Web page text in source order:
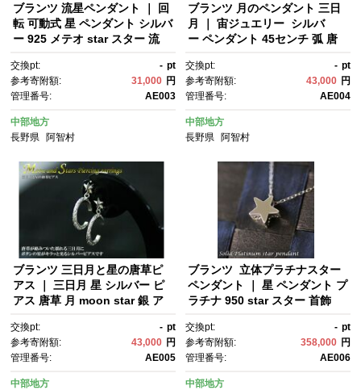
ブランツ 流星ペンダント ｜ 回
転 可動式 星 ペンダント シルバ
ー 925 メテオ star スター 流
ン プレゼント クリスマス 贈
答 アクセサリー 装飾
交換pt: - pt
参考寄附額:
31,000 円
管理番号:
AE003
中部地方
長野県
阿智村
ブランツ 月のペンダント 三日
月 ｜ 宙ジュエリー シルバ
ー ペンダント 45センチ 弧 唐
パーズ トパーズ ブルートパー
ズ 銀 925 アラベスク トライバ
ル プレゼント クリスマス 誕生
日
交換pt: - pt
参考寄附額:
43,000 円
管理番号:
AE004
中部地方
長野県
阿智村
ブランツ 三日月と星の唐草ピ
アス ｜ 三日月 星 シルバー ピ
アス 唐草 月 moon star 銀 ア
属 プレゼント 誕生日 クリスマ
ス ラッピング 耳飾り イヤリン
グ
交換pt: - pt
参考寄附額:
43,000 円
管理番号:
AE005
中部地方
ブランツ 立体プラチナスター
ペンダント ｜ 星 ペンダント プ
ラチナ 950 star スター 首飾
星 クリスマス 贈答 アクセサリ
ー 装飾 高級 星空
交換pt: - pt
参考寄附額:
358,000 円
管理番号:
AE006
中部地方